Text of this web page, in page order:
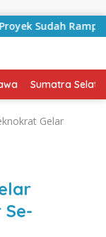
Rampung
Sumatra
Gelar